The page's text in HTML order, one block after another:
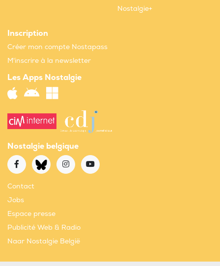
Nostalgie+
Inscription
Créer mon compte Nostapass
M'inscrire à la newsletter
Les Apps Nostalgie
Nostalgie belgique
Contact
Jobs
Espace presse
Publicité Web & Radio
Naar Nostalgie België